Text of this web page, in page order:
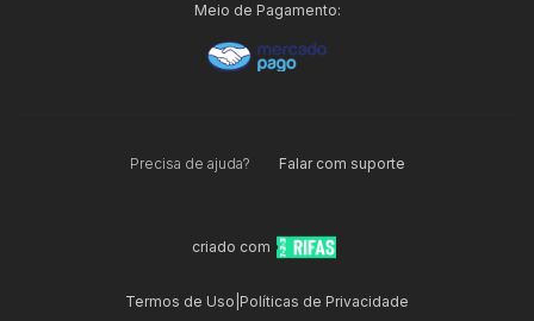
Meio de Pagamento:
Precisa de ajuda? Falar com suporte
criado com
Termos de Uso Políticas de Privacidade